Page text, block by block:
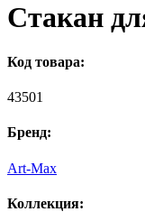
Стакан
Код товара:
43501
Бренд:
Art-Max
Коллекция: